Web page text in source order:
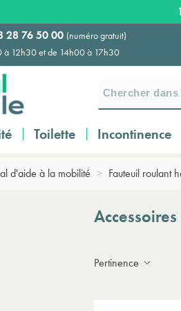
28 76 50 00 (numéro gratuit)
à 12h30 et de 14h00 à 17h30
Toilette Incontinence
d'aide à la mobilité > Fauteuil roulant
Pertinence